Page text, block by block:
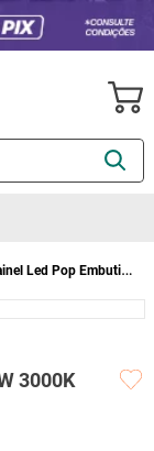
Led Pop Embutir
3000K